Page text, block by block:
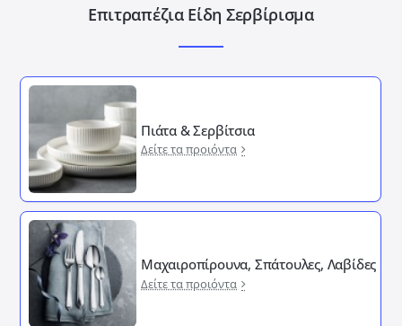
Επιτραπέζια Είδη Σερβίρισμα
Πιάτα & Σερβίτσια
Δείτε τα προιόντα
Μαχαιροπίρουνα, Σπάτουλες, Λαβίδες
Δείτε τα προιόντα